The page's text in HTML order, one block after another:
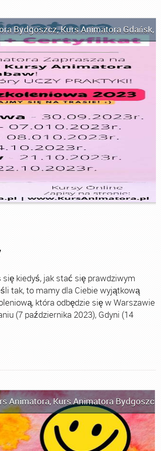
Bydgoszcz,Kurs Animatora Gdańsk,
kiedyś, jak stać się prawdziwym
tak, to mamy dla Ciebie wyjątkową
która odbędzie się w Warszawie
(7 października 2023), Gdyni (14
Animatora,Kurs Animatora Bydgoszcz